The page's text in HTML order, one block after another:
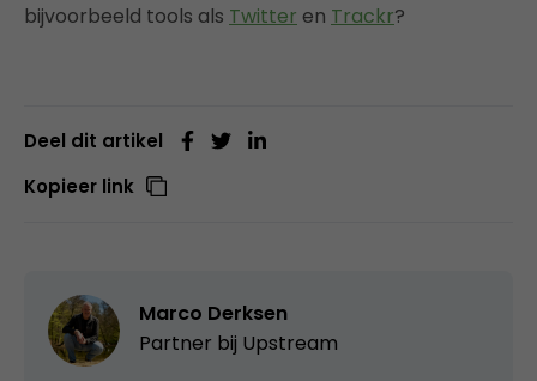
bijvoorbeeld tools als Twitter en Trackr?
Deel dit artikel
Kopieer link
Marco Derksen
Partner bij Upstream